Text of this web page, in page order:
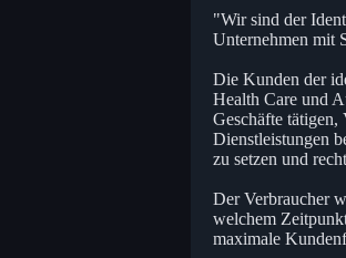
"Wir sind der
Unternehmen mit
Die Kunden der
Health Care und
Geschäfte tätigen,
Dienstleistungen
zu setzen und
Der Verbraucher
welchem
maximale